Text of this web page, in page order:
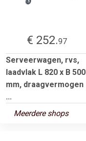
€ 252.97
Serveerwagen, rvs,
laadvlak L 820 x B 500
mm, draagvermogen
...
Meerdere shops